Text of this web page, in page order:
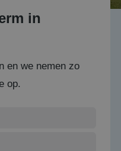
in
en we nemen zo
op.